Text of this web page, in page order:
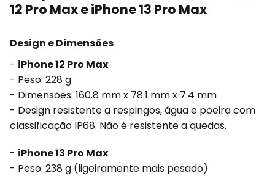
12 Pro Max e iPhone 13 Pro Max
Design e Dimensões
- iPhone 12 Pro Max:
- Peso: 228 g
- Dimensões: 160.8 mm x 78.1 mm x 7.4 mm
- Design resistente a respingos, água e poeira com
classificação IP68. Não é resistente a quedas.
- iPhone 13 Pro Max:
- Peso: 238 g (ligeiramente mais pesado)